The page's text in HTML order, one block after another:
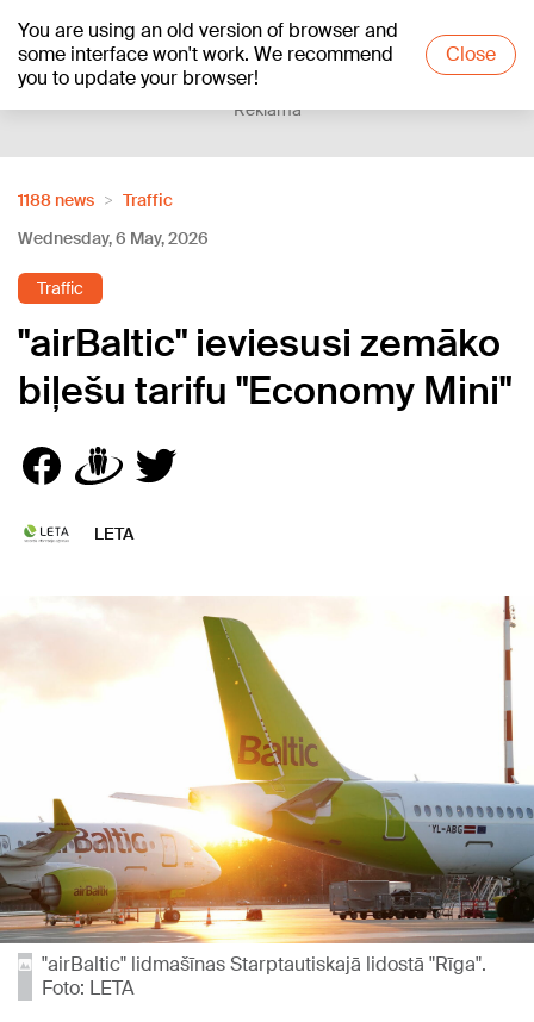
You are using an old version of browser and
some interface won't work. We recommend
you to update your browser!
Close
+17°C
Reklāma
1188 news
Traffic
Wednesday, 6 May, 2026
Traffic
"airBaltic" ieviesusi zemāko
biļešu tarifu "Economy Mini"
LETA
"airBaltic" lidmašīnas Starptautiskajā lidostā "Rīga".
Foto: LETA